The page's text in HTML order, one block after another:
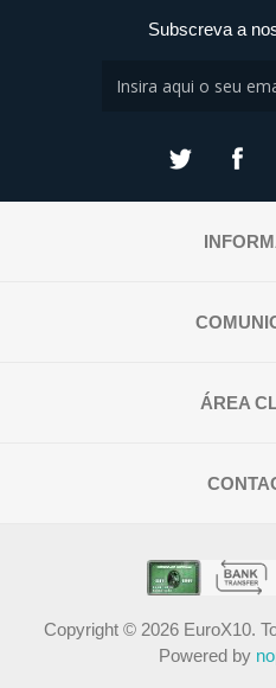
Subscreva a
ÁREA
Copyright © 2026 EuroX10.
Powered by